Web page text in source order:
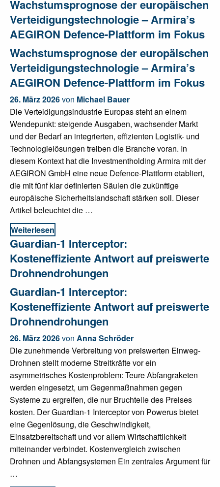
Wachstumsprognose der europäischen
Verteidigungstechnologie – Armira’s
AEGIRON Defence-Plattform im Fokus
Wachstumsprognose der europäischen
Verteidigungstechnologie – Armira’s
AEGIRON Defence-Plattform im Fokus
26. März 2026von Michael Bauer
Die Verteidigungsindustrie Europas steht an einem
Wendepunkt: steigende Ausgaben, wachsender Markt
und der Bedarf an integrierten, effizienten Logistik- und
Technologielösungen treiben die Branche voran. In
diesem Kontext hat die Investmentholding Armira mit der
AEGIRON GmbH eine neue Defence-Plattform etabliert,
die mit fünf klar definierten Säulen die zukünftige
europäische Sicherheitslandschaft stärken soll. Dieser
Artikel beleuchtet die …
Weiterlesen
Guardian-1 Interceptor:
Kosteneffiziente Antwort auf preiswerte
Drohnendrohungen
Guardian-1 Interceptor:
Kosteneffiziente Antwort auf preiswerte
Drohnendrohungen
26. März 2026von Anna Schröder
Die zunehmende Verbreitung von preiswerten Einweg-
Drohnen stellt moderne Streitkräfte vor ein
asymmetrisches Kostenproblem: Teure Abfangraketen
werden eingesetzt, um Gegenmaßnahmen gegen
Systeme zu ergreifen, die nur Bruchteile des Preises
kosten. Der Guardian-1 Interceptor von Powerus bietet
eine Gegenlösung, die Geschwindigkeit,
Einsatzbereitschaft und vor allem Wirtschaftlichkeit
miteinander verbindet. Kostenvergleich zwischen
Drohnen und Abfangsystemen Ein zentrales Argument für
…